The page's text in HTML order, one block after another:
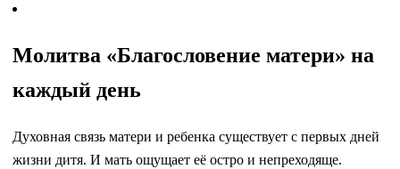
Молитва «Благословение матери» на
каждый день
Духовная связь матери и ребенка существует с первых дней
жизни дитя. И мать ощущает её остро и непреходяще.